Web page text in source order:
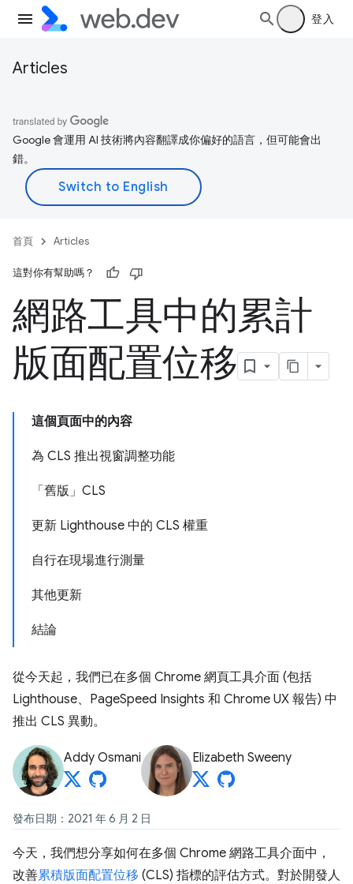
登入
Articles
Google 會運用 AI 技術將內容翻譯成你偏好的語言，但可能會出
錯。
首頁 Articles
這對你有幫助嗎？
網路工具中的累計
版面配置位移
這個頁面中的內容
為 CLS 推出視窗調整功能
「舊版」CLS
更新 Lighthouse 中的 CLS 權重
自行在現場進行測量
其他更新
結論
從今天起，我們已在多個 Chrome 網頁工具介面 (包括
Lighthouse、PageSpeed Insights 和 Chrome UX 報告) 中
推出 CLS 異動。
Addy Osmani Elizabeth Sweeny
發布日期：2021 年 6 月 2 日
今天，我們想分享如何在多個 Chrome 網路工具介面中，
改善累積版面配置位移 (CLS) 指標的評估方式。對於開發人